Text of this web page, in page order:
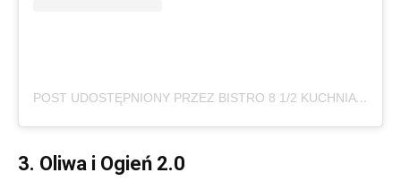
POST UDOSTĘPNIONY PRZEZ BISTRO 8 1/2 KUCHNIA WŁOSKA
3. Oliwa i Ogień 2.0